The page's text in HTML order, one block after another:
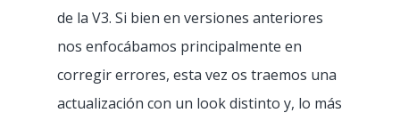
de la V3. Si bien en versiones anteriores
nos enfocábamos principalmente en
corregir errores, esta vez os traemos una
actualización con un look distinto y, lo más